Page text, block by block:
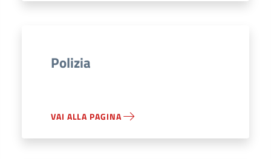
Polizia
VAI ALLA PAGINA